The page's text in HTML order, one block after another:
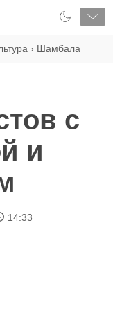
› Шамбала
с
и
14:33